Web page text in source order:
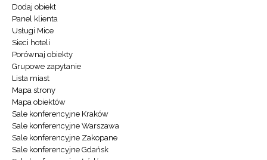
Dodaj obiekt
Panel klienta
Usługi Mice
Sieci hoteli
Porównaj obiekty
Grupowe zapytanie
Lista miast
Mapa strony
Mapa obiektów
Sale konferencyjne Kraków
Sale konferencyjne Warszawa
Sale konferencyjne Zakopane
Sale konferencyjne Gdańsk